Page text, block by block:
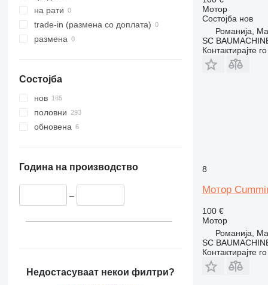
775
906
907
930
950
955
962
972
992
на рати
trade-in (размена со доплата)
размена
Состојба
нов
половни
обновена
Година на производство
–
Недостасуваат некои филтри?
Мотор
Состојба нов
Романија,
SC
Контактирајте
8
Мотор
100 €
Мотор
Романија,
SC
Контактирајте